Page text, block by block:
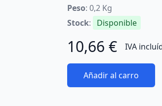
Peso: 0,2 Kg
Stock: Disponible
10,66 € IVA
Añadir al carro